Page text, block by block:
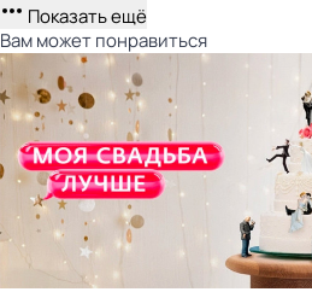
Показать ещё
Вам может понравиться